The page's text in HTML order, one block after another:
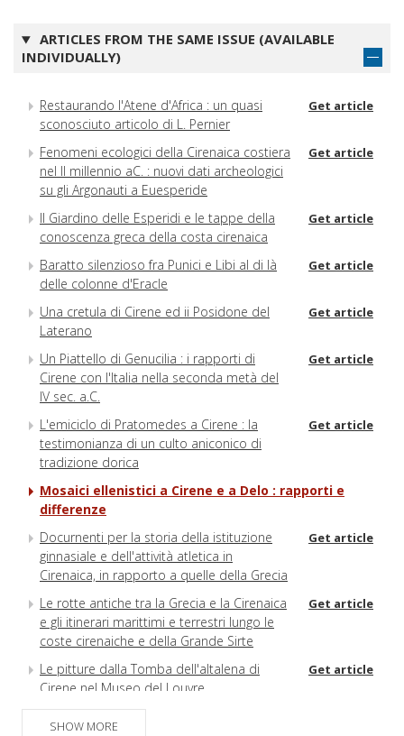
ARTICLES FROM THE SAME ISSUE (AVAILABLE
INDIVIDUALLY)
Restaurando l'Atene d'Africa : un quasi
sconosciuto articolo di L. Pernier
Get article
Fenomeni ecologici della Cirenaica costiera
nel II millennio aC. : nuovi dati archeologici
su gli Argonauti a Euesperide
Get article
Il Giardino delle Esperidi e le tappe della
conoscenza greca della costa cirenaica
Get article
Baratto silenzioso fra Punici e Libi al di là
delle colonne d'Eracle
Get article
Una cretula di Cirene ed ii Posidone del
Laterano
Get article
Un Piattello di Genucilia : i rapporti di
Cirene con l'Italia nella seconda metà del
IV sec. a.C.
Get article
L'emiciclo di Pratomedes a Cirene : la
testimonianza di un culto aniconico di
tradizione dorica
Get article
Mosaici ellenistici a Cirene e a Delo : rapporti e
differenze
Docurnenti per la storia della istituzione
ginnasiale e dell'attività atletica in
Cirenaica, in rapporto a quelle della Grecia
Get article
Le rotte antiche tra la Grecia e la Cirenaica
e gli itinerari marittimi e terrestri lungo le
coste cirenaiche e della Grande Sirte
Get article
Le pitture dalla Tomba dell'altalena di
Cirene nel Museo del Louvre
Get article
Un supplemento cretese ai ritratti funerari
SHOW MORE